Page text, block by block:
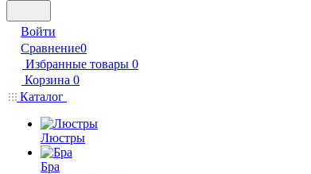
Войти
Сравнение0
Избранные товары 0
Корзина 0
Каталог
Люстры
Бра